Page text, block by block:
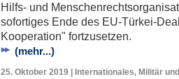
Hilfs- und
sofortiges Ende des EU-Türkei-
Kooperation" fortzusetzen.
(mehr...)
25. Oktober 2019 | Internationales, Militär